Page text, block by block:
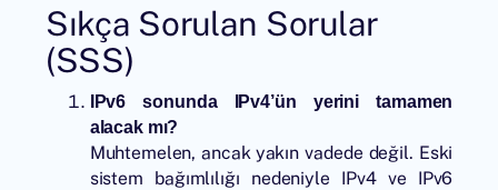
Sıkça Sorulan Sorular
(SSS)
IPv6 sonunda IPv4’ün yerini tamamen
alacak mı?
Muhtemelen, ancak yakın vadede değil. Eski
sistem bağımlılığı nedeniyle IPv4 ve IPv6